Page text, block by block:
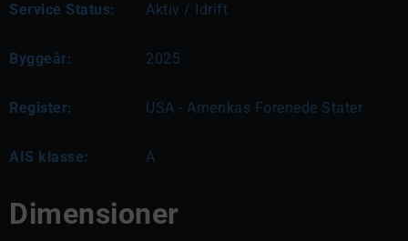
Service Status: Aktiv / Idrift
Byggeår: 2025
Register: USA - Amerikas Forenede Stater
AIS klasse: A
Dimensioner